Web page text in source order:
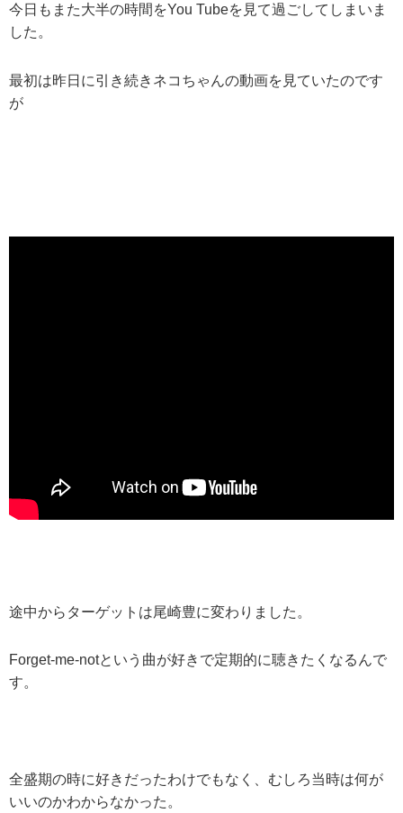
今日もまた大半の時間をYou Tubeを見て過ごしてしまいま
した。
最初は昨日に引き続きネコちゃんの動画を見ていたのです
が
途中からターゲットは尾崎豊に変わりました。
Forget-me-notという曲が好きで定期的に聴きたくなるんで
す。
全盛期の時に好きだったわけでもなく、むしろ当時は何が
いいのかわからなかった。